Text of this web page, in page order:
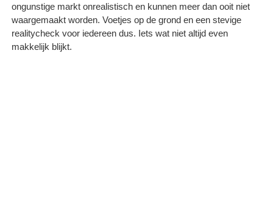
ongunstige markt onrealistisch en kunnen meer dan ooit niet
waargemaakt worden. Voetjes op de grond en een stevige
realitycheck voor iedereen dus. Iets wat niet altijd even
makkelijk blijkt.